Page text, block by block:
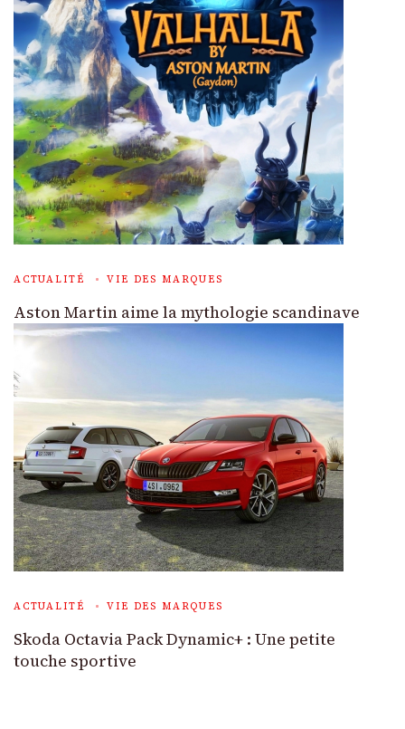
ACTUALITÉ VIE DES MARQUES
Aston Martin aime la mythologie scandinave
ACTUALITÉ VIE DES MARQUES
Skoda Octavia Pack Dynamic+ : Une petite
touche sportive